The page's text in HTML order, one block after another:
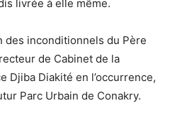
livrée à elle même.
des inconditionnels du Père
de Cabinet de la
Djiba Diakité en l’occurrence,
Parc Urbain de Conakry.